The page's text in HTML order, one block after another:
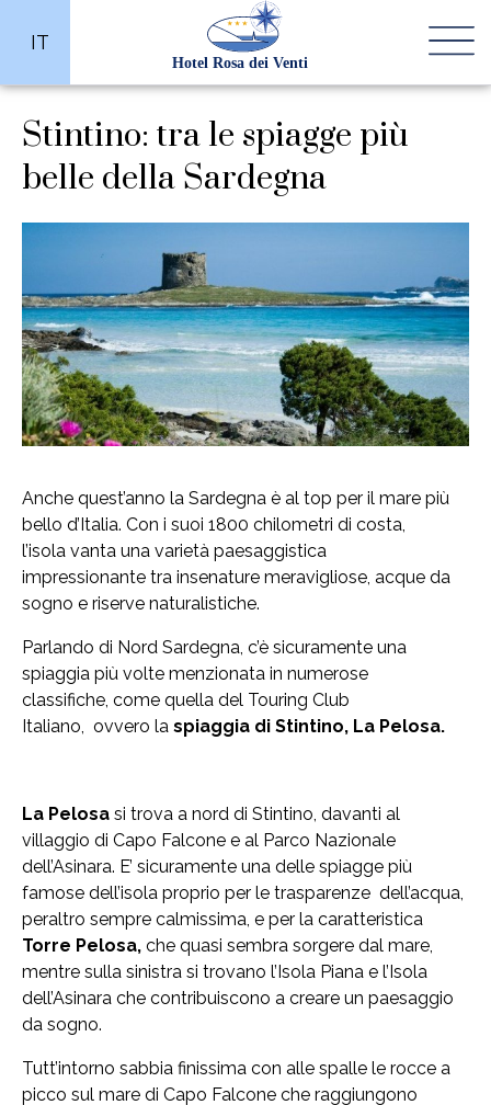
IT
Stintino: tra le spiagge più
belle della Sardegna
Anche quest’anno la Sardegna è al top per il mare più
bello d’Italia. Con i suoi 1800 chilometri di costa,
l’isola vanta una varietà paesaggistica
impressionante tra insenature meravigliose, acque da
sogno e riserve naturalistiche.
Parlando di Nord Sardegna, c’è sicuramente una
spiaggia più volte menzionata in numerose
classifiche, come quella del Touring Club
Italiano, ovvero la spiaggia di Stintino, La Pelosa.
La Pelosa si trova a nord di Stintino, davanti al
villaggio di Capo Falcone e al Parco Nazionale
dell’Asinara. E’ sicuramente una delle spiagge più
famose dell’isola proprio per le trasparenze dell’acqua,
peraltro sempre calmissima, e per la caratteristica
Torre Pelosa, che quasi sembra sorgere dal mare,
mentre sulla sinistra si trovano l’Isola Piana e l’Isola
dell’Asinara che contribuiscono a creare un paesaggio
da sogno.
Tutt’intorno sabbia finissima con alle spalle le rocce a
picco sul mare di Capo Falcone che raggiungono